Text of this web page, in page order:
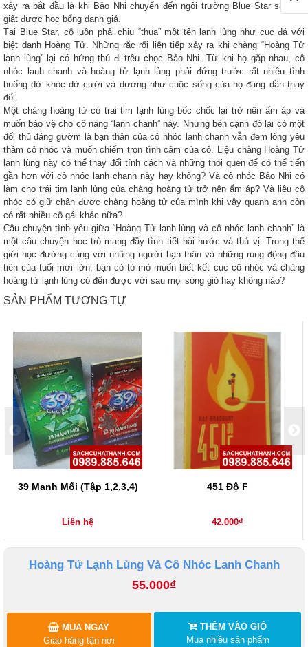
xảy ra bắt đầu là khi Bảo Nhi chuyển đến ngôi trường Blue Star sau khi
giật được học bổng danh giá.
Tại Blue Star, cô luôn phải chịu “thua” một tên lạnh lùng như cục đá với
biệt danh Hoàng Tử. Những rắc rối liên tiếp xảy ra khi chàng “Hoàng Tử
lạnh lùng” lại có hứng thú đi trêu chọc Bảo Nhi. Từ khi họ gặp nhau, cô
nhóc lanh chanh và hoàng tử lạnh lùng phải đứng trước rất nhiều tình
huống dở khóc dở cười và dường như cuộc sống của họ đang dần thay
đổi.
Một chàng hoàng tử có trai tim lạnh lùng bốc chốc lại trở nên ấm áp và
muốn bảo vệ cho cô nàng “lanh chanh” này. Nhưng bên cạnh đó lại có một
đối thủ đáng gườm là bạn thân của cô nhóc lanh chanh vẫn đem lòng yêu
thầm cô nhóc và muốn chiếm trọn tình cảm của cô. Liệu chàng Hoàng Tử
lạnh lùng này có thể thay đổi tính cách và những thói quen để có thể tiến
gần hơn với cô nhóc lanh chanh này hay không? Và cô nhóc Bảo Nhi có
làm cho trái tim lạnh lùng của chàng hoàng tử trở nên ấm áp? Và liệu cô
nhóc có giữ chân được chàng hoàng tử của mình khi vây quanh anh còn
có rất nhiều cô gái khác nữa?
Câu chuyện tình yêu giữa “Hoàng Tử lạnh lùng và cô nhóc lanh chanh” là
một câu chuyện học trò mang đầy tình tiết hài hước và thú vị. Trong thế
giới học đường cùng với những người bạn thân và những rung động đầu
tiên của tuổi mới lớn, bạn có tò mò muốn biết kết cục cô nhóc và chàng
hoàng tử lạnh lùng có đến được với sau mọi sóng gió hay không nào?
SẢN PHẨM TƯƠNG TỰ
39 Manh Mối (Tập 1,2,3,4)
Liên hệ
451 Độ F
42.000₫
Hoàng Tử Lạnh Lùng Và Cô Nhóc Lanh Chanh
55.000₫
THÊM VÀO GIỎ
Mua nhiều sản phẩm
MUA NGAY
Giao hàng tận nơi